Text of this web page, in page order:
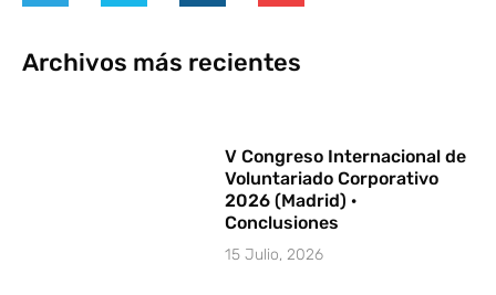
Archivos más recientes
V Congreso Internacional de
Voluntariado Corporativo
2026 (Madrid) ·
Conclusiones
15 Julio, 2026